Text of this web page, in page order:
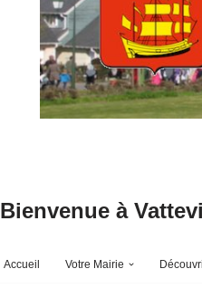
Bienvenue à
Accueil Votre Mairie